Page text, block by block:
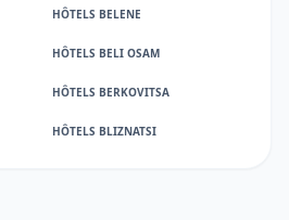
HÔTELS BELENE
HÔTELS BELI OSAM
HÔTELS BERKOVITSA
HÔTELS BLIZNATSI